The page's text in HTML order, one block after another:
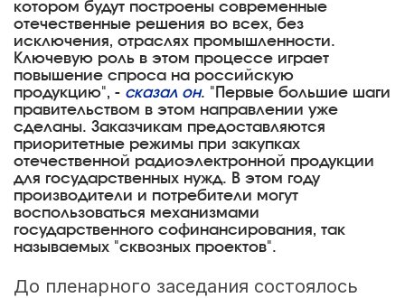
котором будут построены современные
отечественные решения во всех, без
исключения, отраслях промышленности.
Ключевую роль в этом процессе играет
повышение спроса на российскую
продукцию", - сказал он. "Первые большие шаги
правительством в этом направлении уже
сделаны. Заказчикам предоставляются
приоритетные режимы при закупках
отечественной радиоэлектронной продукции
для государственных нужд. В этом году
производители и потребители могут
воспользоваться механизмами
государственного софинансирования, так
называемых "сквозных проектов".
До пленарного заседания состоялось